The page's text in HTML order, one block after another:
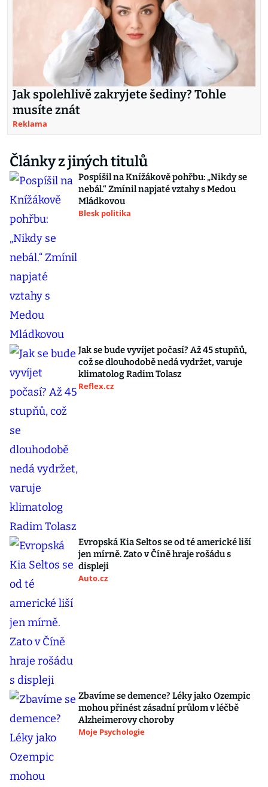
Jak spolehlivě zakryjete šediny? Tohle
musíte znát
Reklama
Články z jiných titulů
Pospíšil na Knížákově pohřbu: „Nikdy se
nebál.“ Zmínil napjaté vztahy s Medou
Mládkovou
Blesk politika
Jak se bude vyvíjet počasí? Až 45 stupňů,
což se dlouhodobě nedá vydržet, varuje
klimatolog Radim Tolasz
Reflex.cz
Evropská Kia Seltos se od té americké liší
jen mírně. Zato v Číně hraje rošádu s
displeji
Auto.cz
Zbavíme se demence? Léky jako Ozempic
mohou přinést zásadní průlom v léčbě
Alzheimerovy choroby
Moje Psychologie